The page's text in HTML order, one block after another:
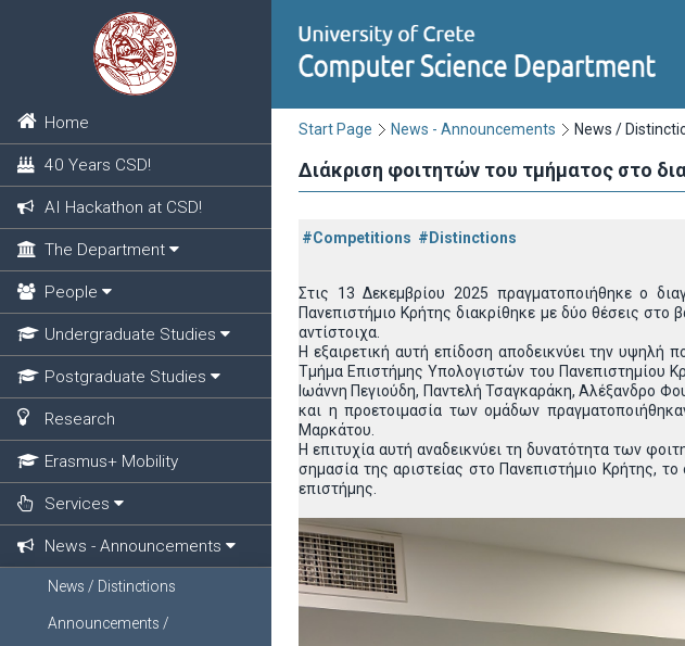
Home
40 Years CSD!
AI Hackathon at CSD!
The Department
People
Undergraduate Studies
Postgraduate Studies
Research
Erasmus+ Mobility
Services
News - Announcements
News / Distinctions
Announcements /
Start Page News - Announcements News /
Διάκριση φοιτητών του τμήματος στο
#Competitions #Distinctions
Στις 13 Δεκεμβρίου 2025 πραγματοποιήθηκε ο
Πανεπιστήμιο Κρήτης διακρίθηκε με δύο θέσεις
αντίστοιχα.
Η εξαιρετική αυτή επίδοση αποδεικνύει την υψηλή
Τμήμα Επιστήμης Υπολογιστών του Πανεπιστημίου
Ιωάννη Πεγιούδη, Παντελή Τσαγκαράκη, Αλέξανδρο
και η προετοιμασία των ομάδων
Μαρκάτου.
Η επιτυχία αυτή αναδεικνύει τη δυνατότητα των
σημασία της αριστείας στο Πανεπιστήμιο Κρήτης,
επιστήμης.